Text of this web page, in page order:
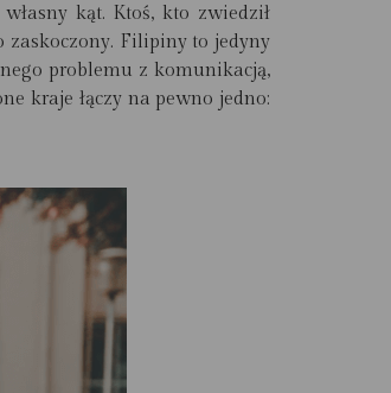
kąt. Ktoś, kto zwiedził
zaskoczony. Filipiny to jedyny
problemu z komunikacją,
kraje łączy na pewno jedno: